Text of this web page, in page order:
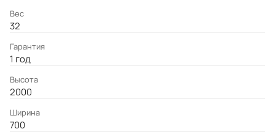
Вес
32
Гарантия
1 год
Высота
2000
Ширина
700